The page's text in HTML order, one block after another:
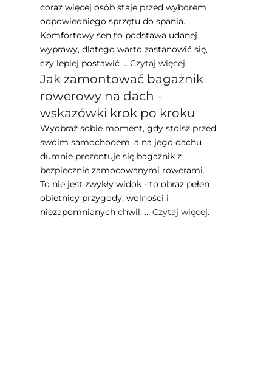
coraz więcej osób staje przed wyborem
odpowiedniego sprzętu do spania.
Komfortowy sen to podstawa udanej
wyprawy, dlatego warto zastanowić się,
czy lepiej postawić … Czytaj więcej.
Jak zamontować bagażnik
rowerowy na dach -
wskazówki krok po kroku
Wyobraź sobie moment, gdy stoisz przed
swoim samochodem, a na jego dachu
dumnie prezentuje się bagażnik z
bezpiecznie zamocowanymi rowerami.
To nie jest zwykły widok - to obraz pełen
obietnicy przygody, wolności i
niezapomnianych chwil, … Czytaj więcej.